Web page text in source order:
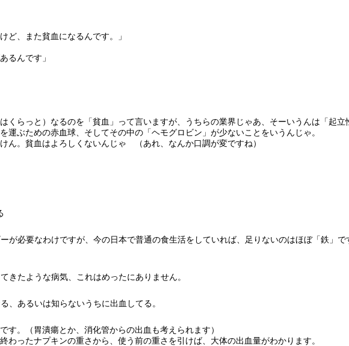
ど、また貧血になるんです。」
るんです」
くらっと）なるのを「貧血」って言いますが、うちらの業界じゃあ、そーいうんは「起
運ぶための赤血球、そしてその中の「ヘモグロビン」が少ないことをいうんじゃ。
ん。貧血はよろしくないんじゃ （あれ、なんか口調が変ですね）
が必要なわけですが、今の日本で普通の食生活をしていれば、足りないのはほぼ「鉄」で
きたような病気、これはめったにありません。
、あるいは知らないうちに出血してる。
す。（胃潰瘍とか、消化管からの出血も考えられます）
わったナプキンの重さから、使う前の重さを引けば、大体の出血量がわかります。